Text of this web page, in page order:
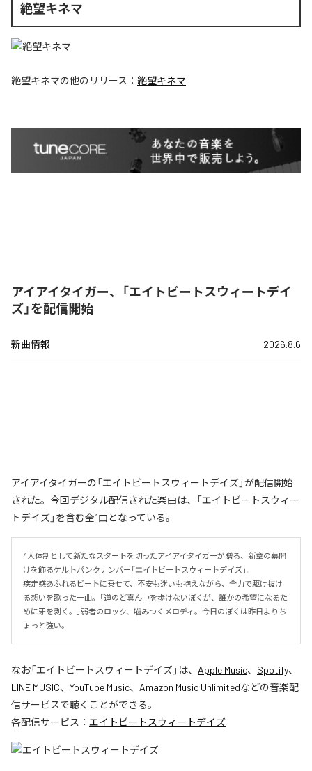
絶望キネマ
絶望キネマの他のリリース： 絶望キネマ
アイアイタイガー、「エイトビートスウィートデイ
ズ」を配信開始
新曲情報 2026.8.6
アイアイタイガーの「エイトビートスウィートデイズ」が配信開始
された。今回デジタル配信された楽曲は、「エイトビートスウィー
トデイズ」を含む全1曲となっている。
4人体制として新たなスタートを切ったアイアイタイガーが贈る、新章の幕開
けを飾るケルトパンクナンバー「エイトビートスウィートデイズ」。
疾走感あふれるビートに乗せて、不安も迷いも抱えながら、全力で駆け抜け
る想いを歌った一曲。「道のど真ん中を歩けないぼくが、誰かの希望になるた
めに牙を剥く。」弱者のロック、噛みつくメロディ。今日のぼくは昨日よりち
ょっと強い。
なお「エイトビートスウィートデイズ」は、 Apple Music、 Spotify、
LINE MUSIC、 YouTube Music、 Amazon Music Unlimitedなどの音楽配
信サービスで聴くことができる。
各配信サービス： エイトビートスウィートデイズ